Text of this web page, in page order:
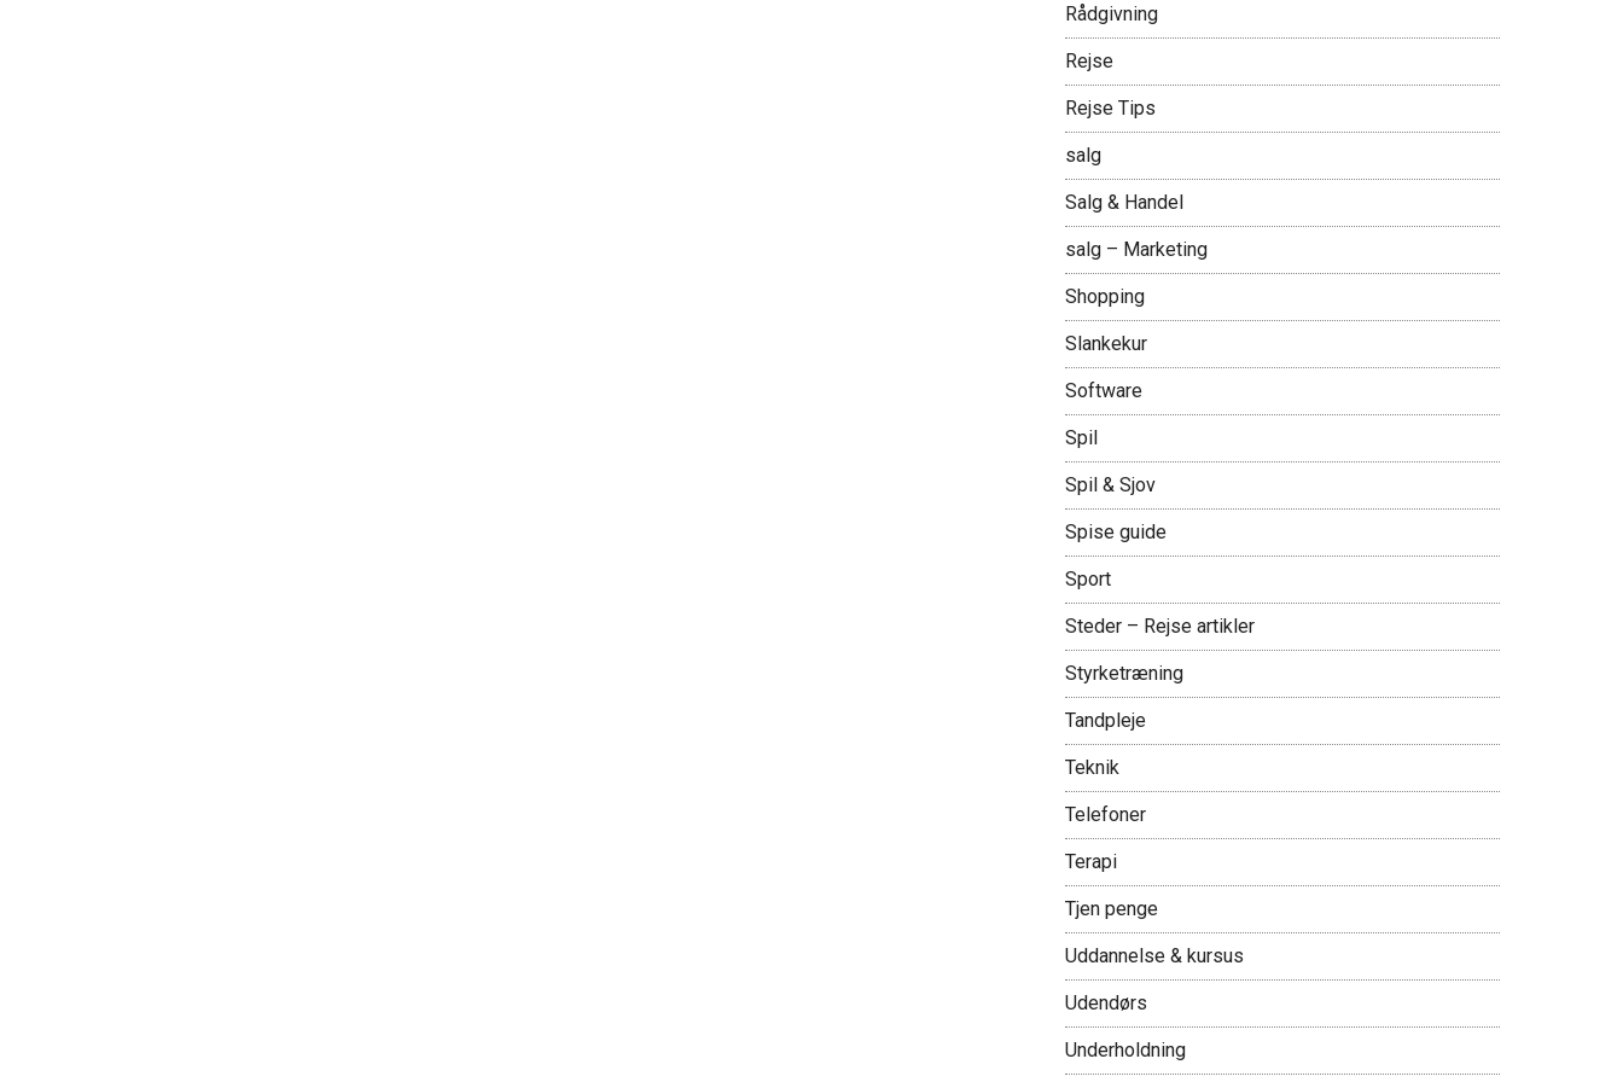
Rådgivning
Rejse
Rejse Tips
salg
Salg & Handel
salg – Marketing
Shopping
Slankekur
Software
Spil
Spil & Sjov
Spise guide
Sport
Steder – Rejse artikler
Styrketræning
Tandpleje
Teknik
Telefoner
Terapi
Tjen penge
Uddannelse & kursus
Udendørs
Underholdning